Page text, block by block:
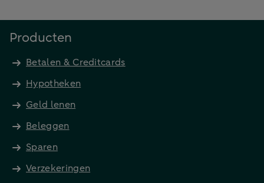
Producten
Betalen & Creditcards
Hypotheken
Geld lenen
Beleggen
Sparen
Verzekeringen